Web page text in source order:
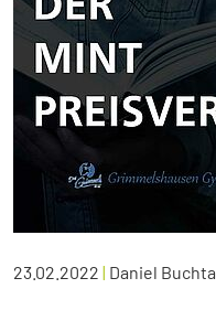
23.02.2022 | Daniel Buchta